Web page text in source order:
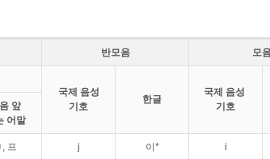
반모음 모
국제 음성
기호
한글
국제 음성
기호
앞
어말
, 프 j 이* i